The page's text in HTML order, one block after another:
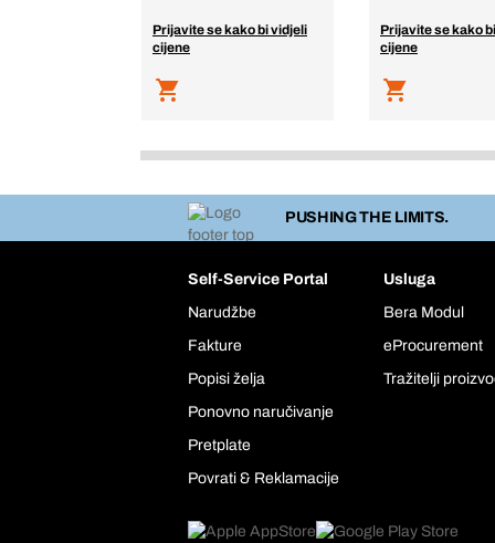
Prijavite se kako bi vidjeli
cijene
Prijavite se kako
cijene
PUSHING THE LIMITS.
Self-Service Portal
Narudžbe
Fakture
Popisi želja
Ponovno naručivanje
Pretplate
Povrati & Reklamacije
Usluga
Bera Modul
eProcurement
Tražitelji